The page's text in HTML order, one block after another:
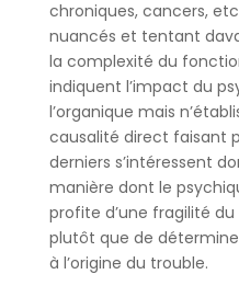
chroniques, cancers,
nuancés et tentant
la complexité du
indiquent l’impact du
l’organique mais
causalité direct faisant
derniers s’intéressent
manière dont le
profite d’une fragilité
plutôt que de
à l’origine du trouble.